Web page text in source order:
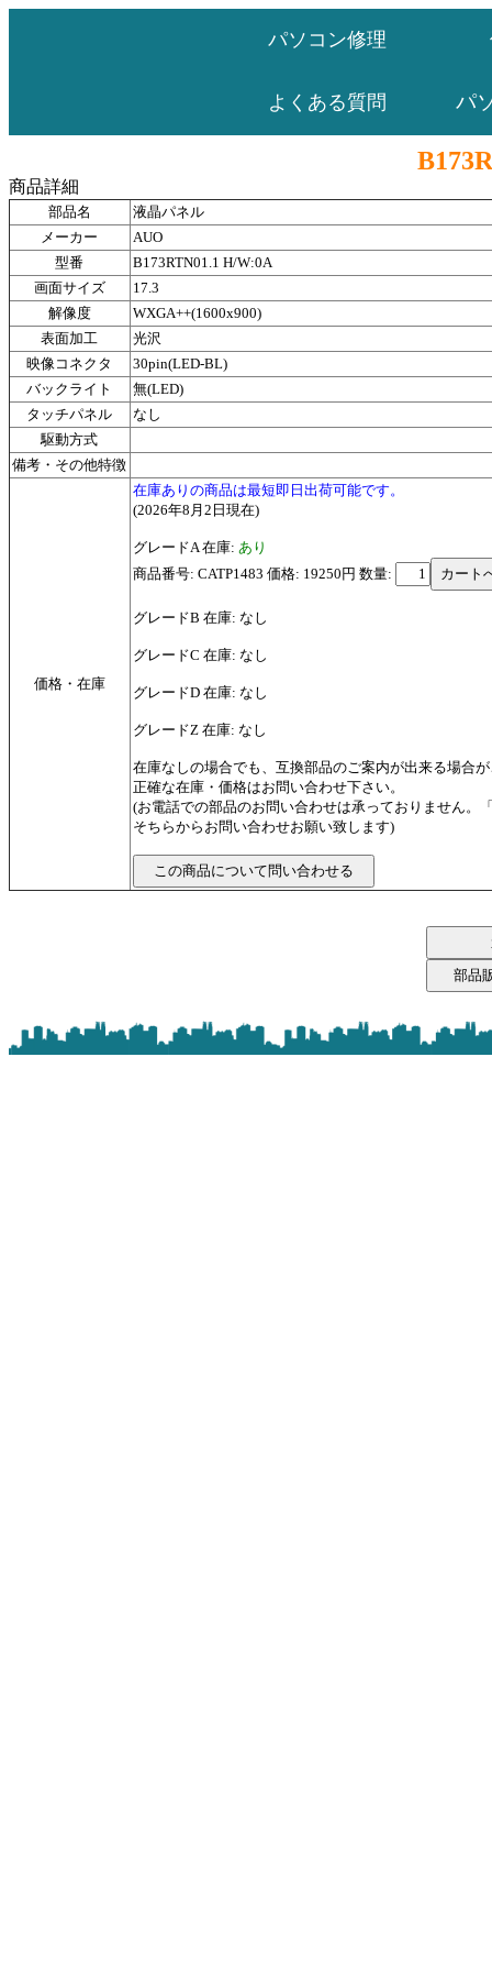
パソコン修理
よくある質問 パ
商品詳細
部品名
液晶パネル
メーカー
AUO
型番
B173RTN01.1 H/W:0A
画面サイズ
17.3
解像度
WXGA++(1600x900)
表面加工
光沢
映像コネクタ
30pin(LED-BL)
バックライト
無(LED)
タッチパネル
なし
駆動方式
備考・その他特徴
価格・在庫
在庫ありの商品は最短即日出荷可能です。
(2026年8月2日現在)
グレードA 在庫: あり
商品番号: CATP1483 価格: 19250円 数量:
グレードB 在庫: なし
グレードC 在庫: なし
グレードD 在庫: なし
グレードZ 在庫: なし
在庫なしの場合でも、互換部品のご案内が出来る場合
正確な在庫・価格はお問い合わせ下さい。
(お電話での部品のお問い合わせは承っておりません。
そちらからお問い合わせお願い致します)